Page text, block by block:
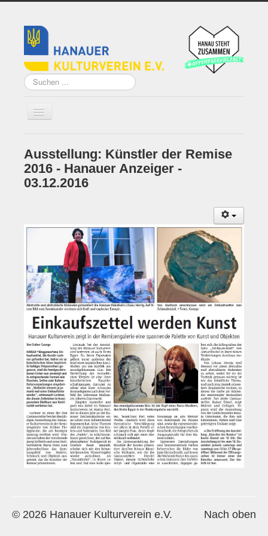
Suchen
...
Home
Über uns
Künstler*innen der
Remise
Grundsatzprogramm
Historie
Impressum
Mitglieder-Info
Sonderpreis Kultur
Veranstaltungen
Aktuell
Regelmäßig
Jahresüberblick
Archiv
Räumlichkeiten
Ausstellung: Künstler der Remise
2016 - Hanauer Anzeiger -
03.12.2016
Nach oben
© 2026 Hanauer Kulturverein e.V.